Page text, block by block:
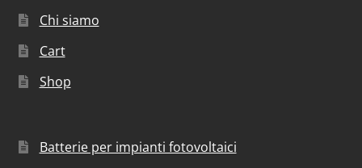
Chi siamo
Cart
Shop
Batterie per impianti fotovoltaici